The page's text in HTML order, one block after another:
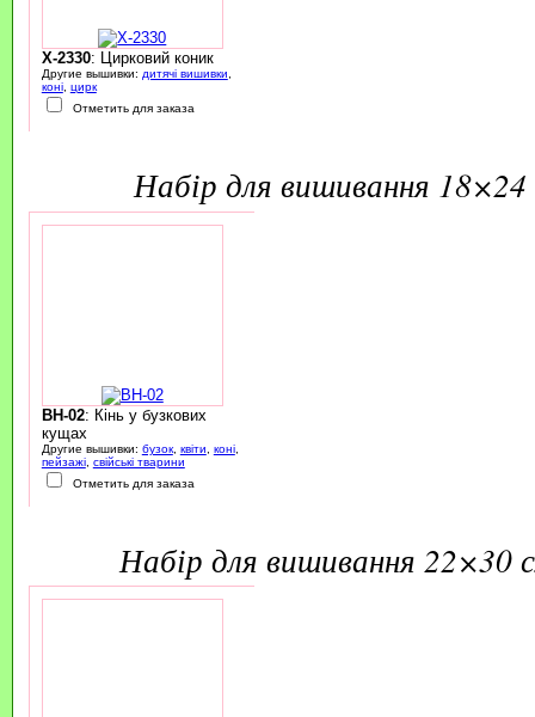
X-2330: Цирковий коник
Другие вышивки: дитячі вишивки
коні, цирк
Отметить для заказа
набір для вишивання 18×24
BH-02: Кінь у бузкових
кущах
Другие вышивки: бузок, квіти коні,
пейзажі, свійські тварини
Отметить для заказа
набір для вишивання